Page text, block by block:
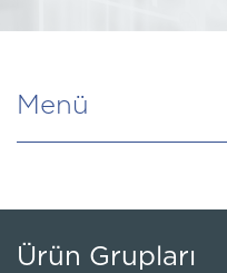
Menü
Ürün Grupları